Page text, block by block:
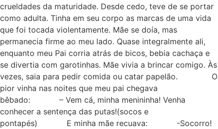
crueldades da maturidade. Desde cedo, teve de se portar
como adulta. Tinha em seu corpo as marcas de uma vida
que foi tocada violentamente. Mãe se doía, mas
permanecia firme ao meu lado. Quase integralmente ali,
enquanto meu Pai corria atrás de bicos, bebia cachaça e
se divertia com garotinhas. Mãe vivia a brincar comigo. Às
vezes, saia para pedir comida ou catar papelão. O
pior vinha nas noites que meu pai chegava
bêbado: – Vem cá, minha menininha! Venha
conhecer a sentença das putas!(socos e
pontapés) E minha mãe recuava: -Socorro!